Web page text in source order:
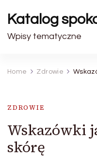
Katalog
Wpisy tematyczne
Home Zdrowie
ZDROWIE
Wskazówki
skórę